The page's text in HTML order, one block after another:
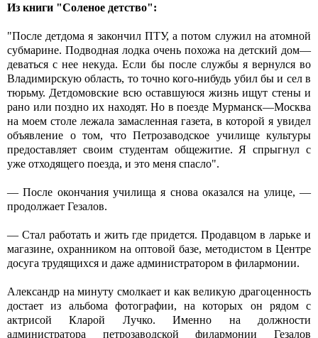
Из книги "Соленое детство":
"После детдома я закончил ПТУ, а потом служил на атомной
субмарине. Подводная лодка очень похожа на детский дом—
деваться с нее некуда. Если бы после службы я вернулся во
Владимирскую область, то точно кого-нибудь убил бы и сел в
тюрьму. Детдомовские всю оставшуюся жизнь ищут стены и
рано или поздно их находят. Но в поезде Мурманск—Москва
на моем столе лежала замасленная газета, в которой я увидел
объявление о том, что Петрозаводское училище культуры
предоставляет своим студентам общежитие. Я спрыгнул с
уже отходящего поезда, и это меня спасло".
— После окончания училища я снова оказался на улице, —
продолжает Гезалов.
— Стал работать и жить где придется. Продавцом в ларьке и
магазине, охранником на оптовой базе, методистом в Центре
досуга трудящихся и даже администратором в филармонии.
Александр на минуту смолкает и как великую драгоценность
достает из альбома фотографии, на которых он рядом с
актрисой Кларой Лучко. Именно на должности
администратора петрозаводской филармонии Гезалов